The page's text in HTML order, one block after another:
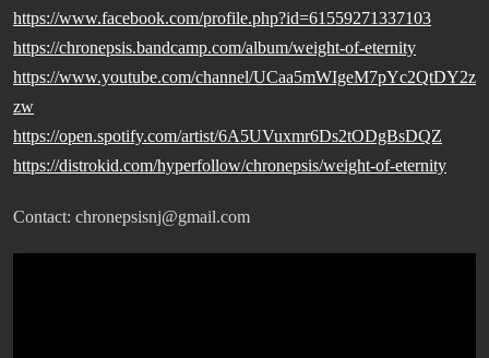
https://www.facebook.com/profile.php?id=61559271337103
https://chronepsis.bandcamp.com/album/weight-of-eternity
https://www.youtube.com/channel/UCaa5mWIgeM7pYc2QtDY2z
zw
https://open.spotify.com/artist/6A5UVuxmr6Ds2tODgBsDQZ
https://distrokid.com/hyperfollow/chronepsis/weight-of-eternity
Contact: chronepsisnj@gmail.com